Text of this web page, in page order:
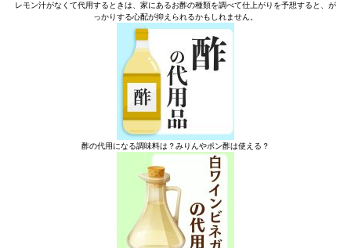
レモン汁がなくて代用するときは、家にあるお酢の種類を調べて仕上がりを予想すると、が
っかりする心配が抑えられるかもしれません。
酢の代用になる調味料は？みりんやポン酢は使える？